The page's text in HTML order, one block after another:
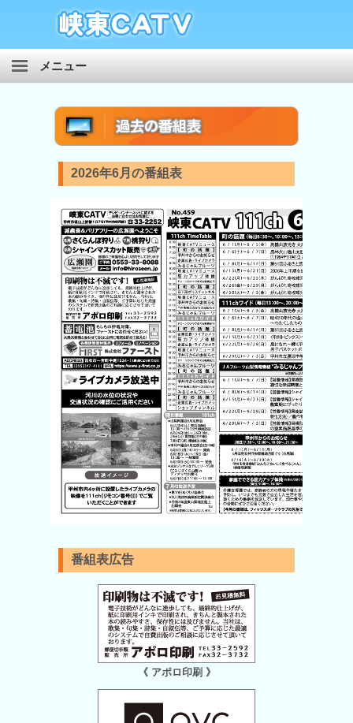
メニュー
インターネット
ケーブルプラス電話
ホームページ制作
2026年6月の番組表
番組表広告
《 アポロ印刷 》